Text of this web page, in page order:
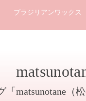
ブラジリアンワックス
matsunotane（